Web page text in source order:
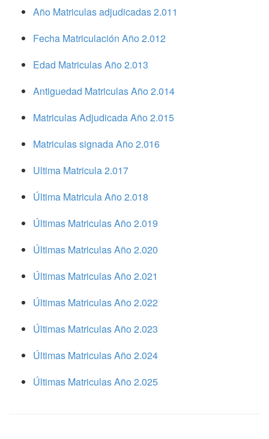
Año Matriculas adjudicadas 2.011
Fecha Matriculación Año 2.012
Edad Matriculas Año 2.013
Antiguedad Matriculas Año 2.014
Matriculas Adjudicada Año 2.015
Matriculas signada Año 2.016
Ultima Matricula 2.017
Última Matricula Año 2.018
Últimas Matriculas Año 2.019
Últimas Matriculas Año 2.020
Últimas Matriculas Año 2.021
Últimas Matriculas Año 2.022
Últimas Matriculas Año 2.023
Últimas Matriculas Año 2.024
Últimas Matriculas Año 2.025